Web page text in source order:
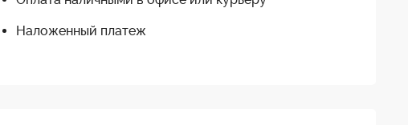
Наложенный платеж